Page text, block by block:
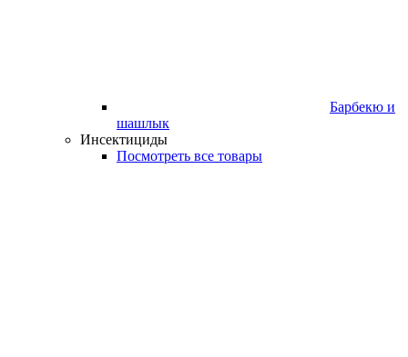
Барбекю и
шашлык
Инсектициды
Посмотреть все товары